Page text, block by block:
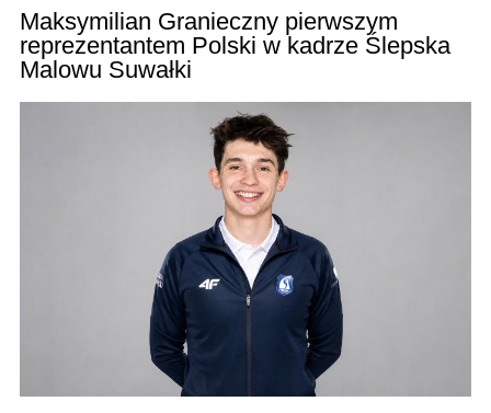
Maksymilian Granieczny pierwszym
reprezentantem Polski w kadrze Ślepska
Malowu Suwałki